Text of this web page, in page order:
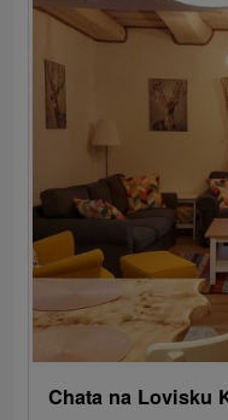
Chata na Lovisku